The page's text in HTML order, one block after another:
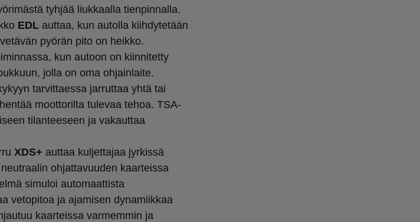
tyhjää liukkaalla tienpinnalla.
EDLauttaa, kun autolla kiihdytetään
pyörän pito on heikko.
kun autoon on kiinnitetty
jolla on oma ohjainlaite.
tarvittaessa jarruttaa yhtä tai
moottorilta tulevaa tehoa. TSA-
tilanteeseen ja vakauttaa
XDS+ auttaa kuljettajaa jyrkissä
ohjattavuuden kaarteissa
simuloi automaattista
vetopitoa ja ajamisen dynamiikkaa
kaarteissa varmemmin ja